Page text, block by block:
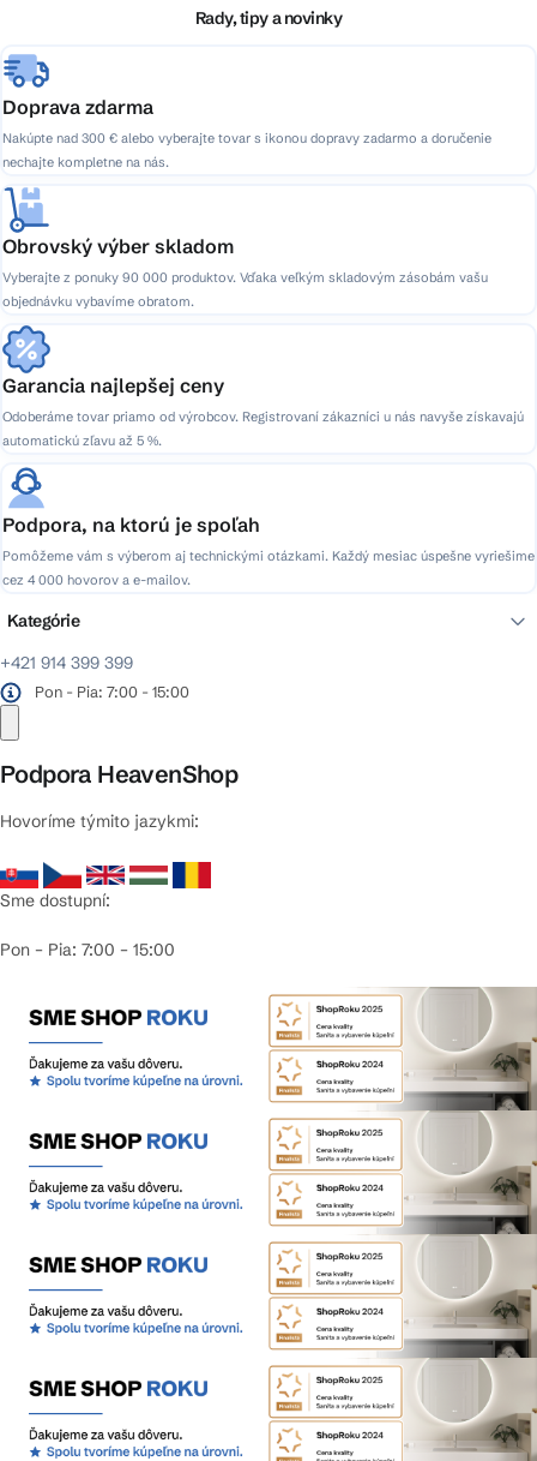
e
Rady, tipy a novinky
Doprava zdarma
Nakúpte nad 300 € alebo vyberajte tovar s ikonou dopravy zadarmo a doručenie
nechajte kompletne na nás.
Obrovský výber skladom
Vyberajte z ponuky 90 000 produktov. Vďaka veľkým skladovým zásobám vašu
objednávku vybavíme obratom.
Garancia najlepšej ceny
Odoberáme tovar priamo od výrobcov. Registrovaní zákazníci u nás navyše získavajú
automatickú zľavu až 5 %.
Podpora, na ktorú je spoľah
Pomôžeme vám s výberom aj technickými otázkami. Každý mesiac úspešne vyriešime
cez 4 000 hovorov a e-mailov.
+421 914 399 399
Pon - Pia: 7:00 - 15:00
Podpora HeavenShop
Hovoríme týmito jazykmi:
Sme dostupní:
Pon – Pia: 7:00 – 15:00
Kategórie